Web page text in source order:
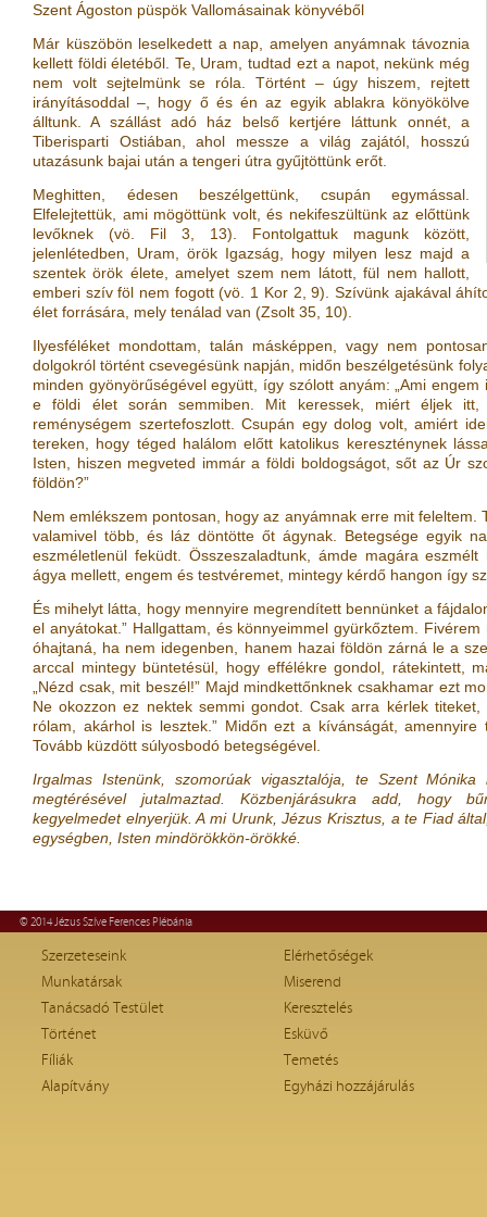
Szent Ágoston püspök Vallomásainak könyvéből
Már küszöbön leselkedett a nap, amelyen anyámnak távoznia
kellett földi életéből. Te, Uram, tudtad ezt a napot, nekünk még
nem volt sejtelmünk se róla. Történt – úgy hiszem, rejtett
irányításoddal –, hogy ő és én az egyik ablakra könyökölve
álltunk. A szállást adó ház belső kertjére láttunk onnét, a
Tiberisparti Ostiában, ahol messze a világ zajától, hosszú
utazásunk bajai után a tengeri útra gyűjtöttünk erőt.
Meghitten, édesen beszélgettünk, csupán egymással.
Elfelejtettük, ami mögöttünk volt, és nekifeszültünk az előttünk
levőknek (vö. Fil 3, 13) . Fontolgattuk magunk között,
jelenlétedben, Uram, örök Igazság, hogy milyen lesz majd a
szentek örök élete, amelyet szem nem látott, fül nem hallott,
emberi szív föl nem fogott(vö. 1 Kor 2, 9) . Szívünk ajakával
élet forrására, mely tenálad van (Zsolt 35, 10)
Ilyesféléket mondottam, talán másképpen, vagy nem
dolgokról történt csevegésünk napján, midőn beszélgetésünk
minden gyönyörűségével együtt, így szólott anyám: „Ami
e földi élet során semmiben. Mit keressek, miért éljek
reménységem szertefoszlott. Csupán egy dolog volt, amiért
tereken, hogy téged halálom előtt katolikus kereszténynek
Isten, hiszen megveted immár a földi boldogságot, sőt az Úr
földön?”
Nem emlékszem pontosan, hogy az anyámnak erre mit feleltem.
valamivel több, és láz döntötte őt ágynak. Betegsége egyik
eszméletlenül feküdt. Összeszaladtunk, ámde magára
ágya mellett, engem és testvéremet, mintegy kérdő hangon így
És mihelyt látta, hogy mennyire megrendített bennünket a
el anyátokat.” Hallgattam, és könnyeimmel gyürkőztem.
óhajtaná, ha nem idegenben, hanem hazai földön zárná le a
arccal mintegy büntetésül, hogy effélékre gondol, rátekintett,
„Nézd csak, mit beszél!” Majd mindkettőnknek csakhamar ezt
Ne okozzon ez nektek semmi gondot. Csak arra kérlek
rólam, akárhol is lesztek.” Midőn ezt a kívánságát, amennyire
Tovább küzdött súlyosbodó betegségével.
Irgalmas Istenünk, szomorúak vigasztalója, te Szent Mónika
megtérésével jutalmaztad. Közbenjárásukra add, hogy
kegyelmedet elnyerjük. A mi Urunk, Jézus Krisztus, a te Fiad
egységben, Isten mindörökkön-örökké.
© 2014 Jézus Szíve Ferences Plébánia
Szerzeteseink
Munkatársak
Tanácsadó Testület
Történet
Fíliák
Alapítvány
Elérhetőségek
Miserend
Keresztelés
Esküvő
Temetés
Egyházi hozzájárulás